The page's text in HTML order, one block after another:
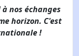
nos échanges
horizon. C'est
!